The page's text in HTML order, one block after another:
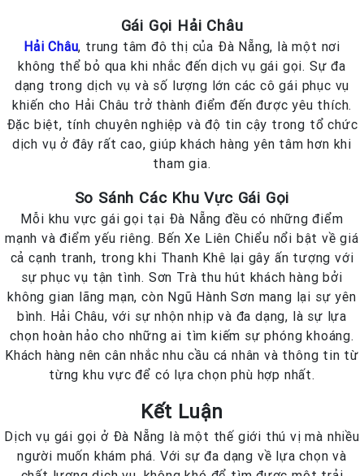
Gái Gọi Hải Châu
Hải Châu, trung tâm đô thị của Đà Nẵng, là một nơi
không thể bỏ qua khi nhắc đến dịch vụ gái gọi. Sự đa
dạng trong dịch vụ và số lượng lớn các cô gái phục vụ
khiến cho Hải Châu trở thành điểm đến được yêu thích.
Đặc biệt, tính chuyên nghiệp và độ tin cậy trong tổ chức
dịch vụ ở đây rất cao, giúp khách hàng yên tâm hơn khi
tham gia.
So Sánh Các Khu Vực Gái Gọi
Mỗi khu vực gái gọi tại Đà Nẵng đều có những điểm
mạnh và điểm yếu riêng. Bến Xe Liên Chiểu nổi bật về giá
cả cạnh tranh, trong khi Thanh Khê lại gây ấn tượng với
sự phục vụ tận tình. Sơn Trà thu hút khách hàng bởi
không gian lãng mạn, còn Ngũ Hành Sơn mang lại sự yên
bình. Hải Châu, với sự nhộn nhịp và đa dạng, là sự lựa
chọn hoàn hảo cho những ai tìm kiếm sự phóng khoáng.
Khách hàng nên cân nhắc nhu cầu cá nhân và thông tin từ
từng khu vực để có lựa chọn phù hợp nhất.
Kết Luận
Dịch vụ gái gọi ở Đà Nẵng là một thế giới thú vị mà nhiều
người muốn khám phá. Với sự đa dạng về lựa chọn và